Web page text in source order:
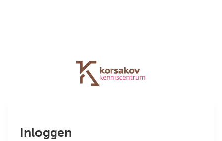
Inloggen